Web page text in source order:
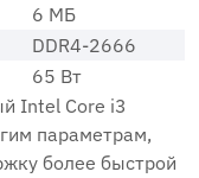
6 МБ
DDR4-2666
65 Вт
Intel Core i3
параметрам,
более быстрой